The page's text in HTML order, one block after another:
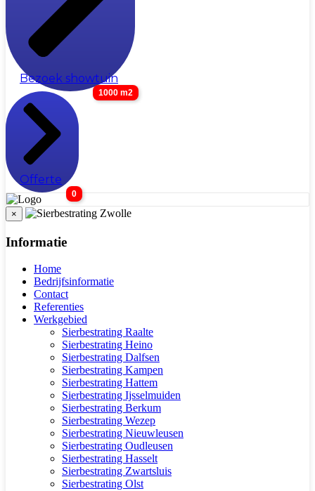
Bezoek showtuin
1000 m2
Offerte
0
×
Informatie
Home
Bedrijfsinformatie
Contact
Referenties
Werkgebied
Sierbestrating Raalte
Sierbestrating Heino
Sierbestrating Dalfsen
Sierbestrating Kampen
Sierbestrating Hattem
Sierbestrating Ijsselmuiden
Sierbestrating Berkum
Sierbestrating Wezep
Sierbestrating Nieuwleusen
Sierbestrating Oudleusen
Sierbestrating Hasselt
Sierbestrating Zwartsluis
Sierbestrating Olst